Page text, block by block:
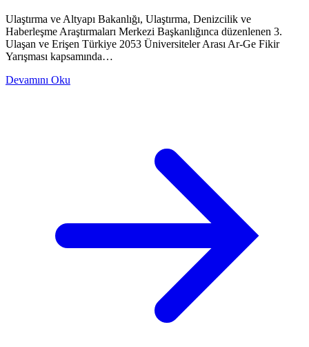
Ulaştırma ve Altyapı Bakanlığı, Ulaştırma, Denizcilik ve
Haberleşme Araştırmaları Merkezi Başkanlığınca düzenlenen 3.
Ulaşan ve Erişen Türkiye 2053 Üniversiteler Arası Ar-Ge Fikir
Yarışması kapsamında…
Devamını Oku